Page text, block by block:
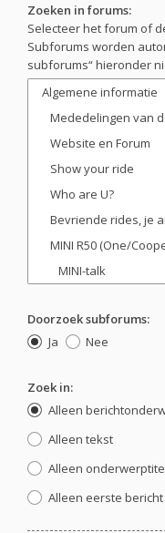
Zoeken in forums:
Selecteer het forum of
Subforums worden
subforums“ hieronder
Doorzoek subforums:
Ja
Nee
Zoek in:
Alleen
Alleen tekst
Alleen
Alleen eerste